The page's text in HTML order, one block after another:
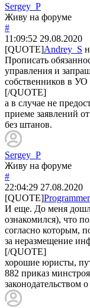
Sergey_P
Живу на форуме
#
11:09:52 29.08.2020
[QUOTE]Andrey_S
Прописать
управления и
собственников в УО
[/QUOTE]
а в случае не
приеме заявлений
без штанов.
Sergey_P
Живу на форуме
#
22:04:29 27.08.2020
[QUOTE]Programmer
И еще. До меня
ознакомился), что
согласно которым,
за неразмещение
[/QUOTE]
хорошие юристы,
882 приказ